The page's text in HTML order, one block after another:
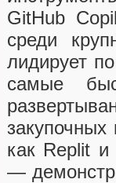
GitHub
среди
лидирует
самые
как Replit и
—